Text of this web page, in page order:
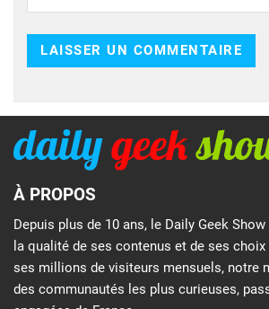
À PROPOS
Depuis plus de 10 ans, le Daily Geek
la qualité de ses contenus et de ses
ses millions de visiteurs mensuels, notre
des communautés les plus curieuses,